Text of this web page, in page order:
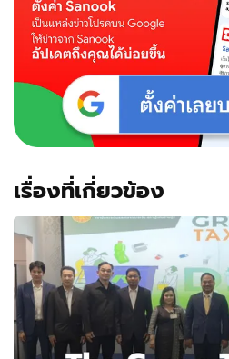
เรื่องที่เกี่ยวข้อง